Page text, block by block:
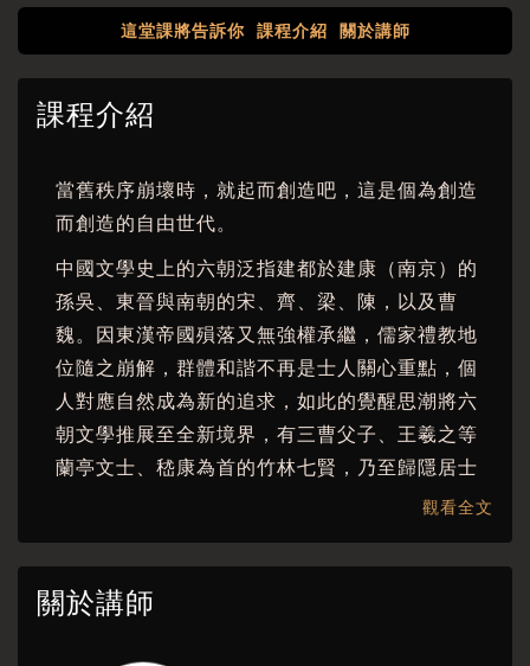
這堂課將告訴你 課程介紹 關於講師
課程介紹
當舊秩序崩壞時，就起而創造吧，這是個為創造
而創造的自由世代。
中國文學史上的六朝泛指建都於建康（南京）的
孫吳、東晉與南朝的宋、齊、梁、陳，以及曹
魏。因東漢帝國殞落又無強權承繼，儒家禮教地
位隨之崩解，群體和諧不再是士人關心重點，個
人對應自然成為新的追求，如此的覺醒思潮將六
朝文學推展至全新境界，有三曹父子、王羲之等
蘭亭文士、嵇康為首的竹林七賢，乃至歸隱居士
左思與陶淵明。除了為人所知的〈世說新語〉這
新體例亦開始風行。
『異想六朝・玄異筆記』
觀看全文
關於講師